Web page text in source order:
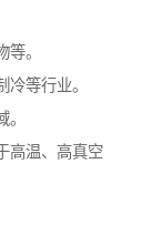
。
等行业。
高温、高真空